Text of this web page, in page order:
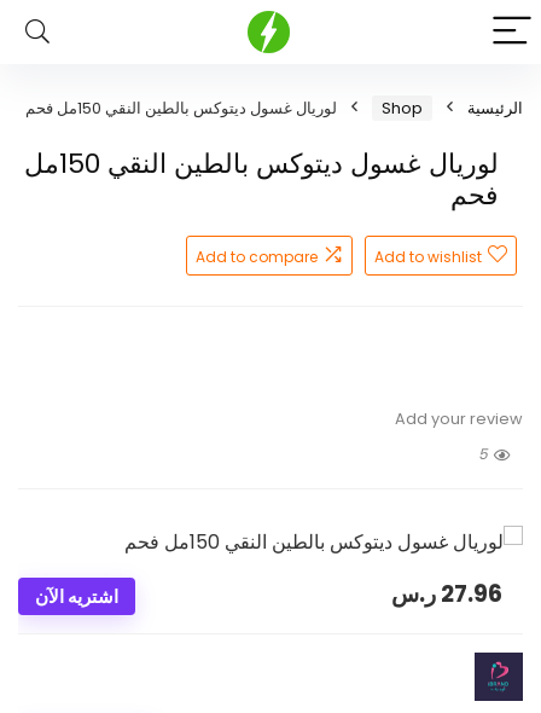
الرئيسية Shop لوريال غسول ديتوكس بالطين النقي 150مل فحم
لوريال غسول ديتوكس بالطين النقي 150مل
فحم
Add to wishlist
Add to compare
Add your review
5
اشتريه الآن 27.96ر.س